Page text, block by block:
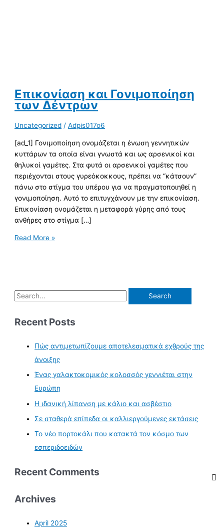
Επικονίαση και Γονιμοποίηση
των Δέντρων
Uncategorized /Adpis017o6
[ad_1] Γονιμοποίηση ονομάζεται η ένωση γεννητικών
κυττάρων τα οποία είναι γνωστά και ως αρσενικοί και
θηλυκοί γαμέτες. Στα φυτά οι αρσενικοί γαμέτες που
περιέχονται στους γυρεόκοκκους, πρέπει να “κάτσουν”
πάνω στο στίγμα του υπέρου για να πραγματοποιηθεί η
γονιμοποίηση. Αυτό το επιτυγχάνουν με την επικονίαση.
Επικονίαση ονομάζεται η μεταφορά γύρης από τους
ανθήρες στο στίγμα […]
Read More »
Recent Posts
Πώς αντιμετωπίζουμε αποτελεσματικά εχθρούς της
άνοιξης
Ένας γαλακτοκομικός κολοσσός γεννιέται στην
Ευρώπη
Η ιδανική λίπανση με κάλιο και ασβέστιο
Σε σταθερά επίπεδα οι καλλιεργούμενες εκτάσεις
Το νέο πορτοκάλι που κατακτά τον κόσμο των
εσπεριδοειδών
Recent Comments
Archives
April 2025